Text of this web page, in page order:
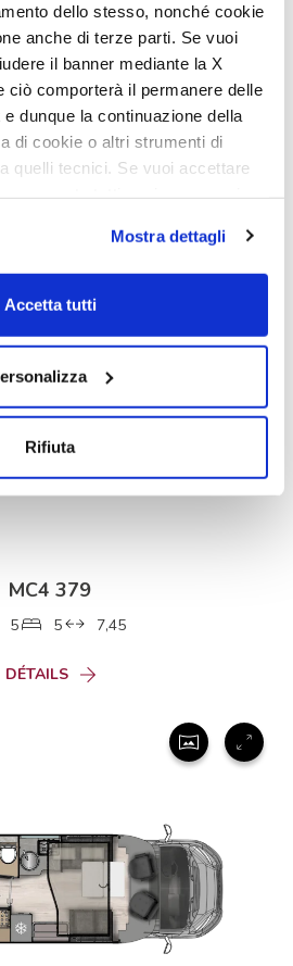
dello stesso, nonché cookie
anche di terze parti. Se vuoi
il banner mediante la X
ciò comporterà il permanere delle
dunque la continuazione della
di cookie o altri strumenti di
quelli tecnici. Se vuoi accettare
Se vuoi saperne di più clicca
"Acconsento" permetti l'utilizzo
Mostra dettagli
Accetta tutti
Rifiuta
MC4 373
5 5 7,45
DÉTAILS
MC4 379
5 5 7,45
DÉTAILS